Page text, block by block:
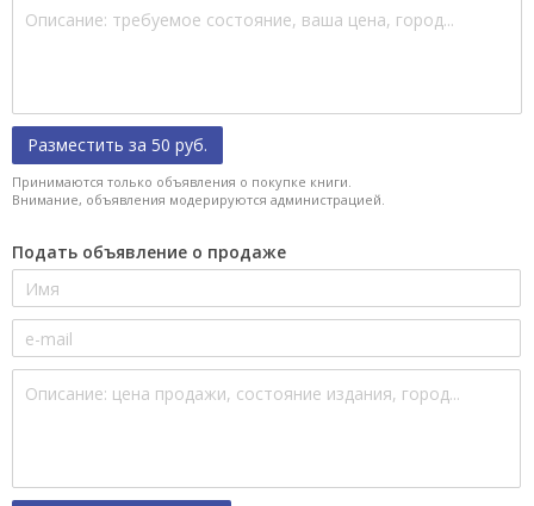
Разместить за 50 руб.
Принимаются только объявления о покупке книги.
Внимание, объявления модерируются администрацией.
Подать объявление о продаже